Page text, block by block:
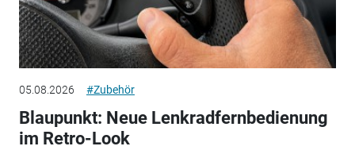
05.08.2026 #Zubehör
Blaupunkt: Neue Lenkradfernbedienung
im Retro-Look